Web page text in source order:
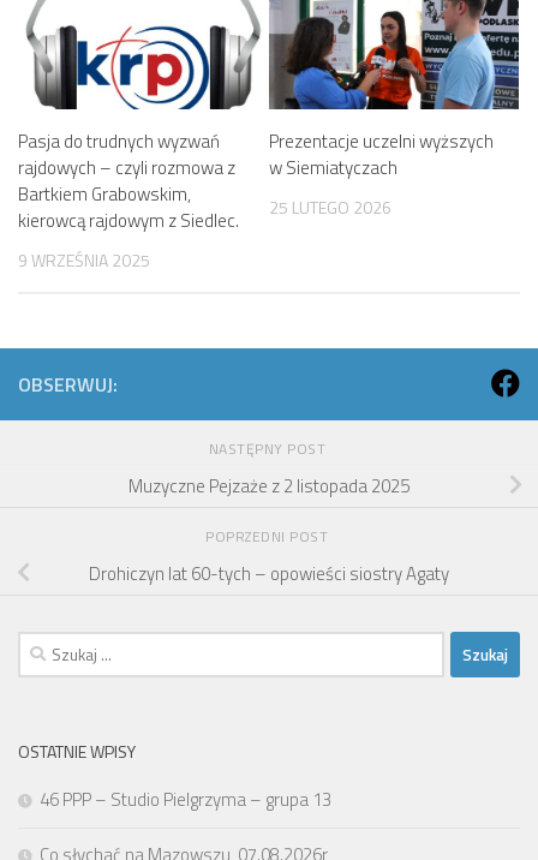
Pasja do trudnych wyzwań
rajdowych – czyli rozmowa z
Bartkiem Grabowskim,
kierowcą rajdowym z Siedlec.
9 WRZEŚNIA 2025
Prezentacje uczelni wyższych
w Siemiatyczach
25 LUTEGO 2026
OBSERWUJ:
NASTĘPNY POST
Muzyczne Pejzaże z 2 listopada 2025
POPRZEDNI POST
Drohiczyn lat 60-tych – opowieści siostry Agaty
Szukaj:
OSTATNIE WPISY
46 PPP – Studio Pielgrzyma – grupa 13